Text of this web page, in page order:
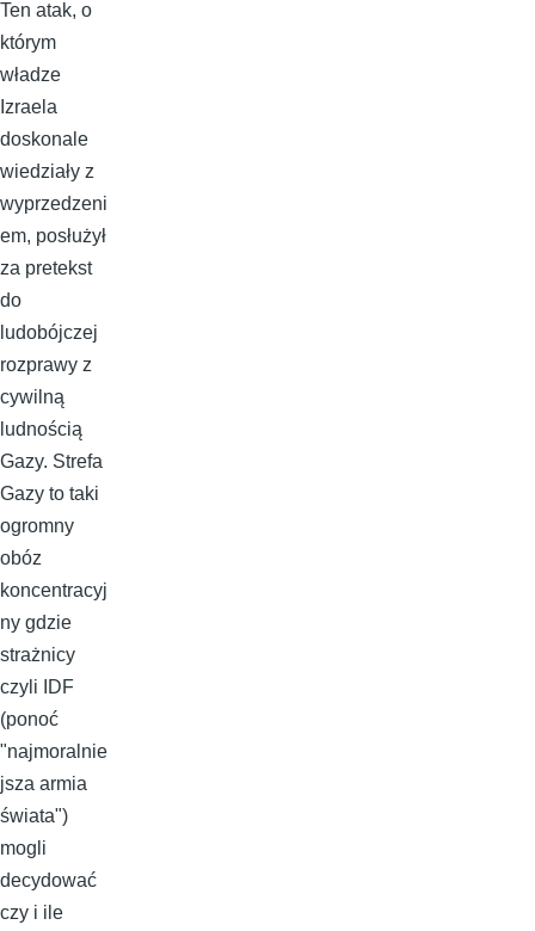
Ten atak, o
którym
władze
Izraela
doskonale
wiedziały z
wyprzedzeni
em, posłużył
za pretekst
do
ludobójczej
rozprawy z
cywilną
ludnością
Gazy. Strefa
Gazy to taki
ogromny
obóz
koncentracyj
ny gdzie
strażnicy
czyli IDF
(ponoć
"najmoralnie
jsza armia
świata")
mogli
decydować
czy i ile